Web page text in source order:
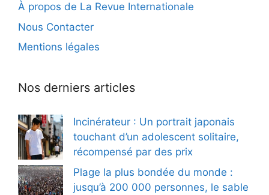
À propos de La Revue Internationale
Nous Contacter
Mentions légales
Nos derniers articles
Incinérateur : Un portrait japonais
touchant d’un adolescent solitaire,
récompensé par des prix
Plage la plus bondée du monde :
jusqu’à 200 000 personnes, le sable